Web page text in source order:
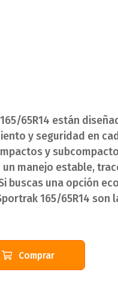
65R14 están
y seguridad en
y
manejo estable,
buscas una opción
165/65R14 son
Comprar